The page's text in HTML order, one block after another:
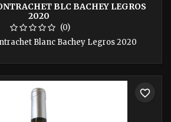
BLC BACHEY LEGROS
2020
(0)
Blanc Bachey Legros 2020
favorite_border